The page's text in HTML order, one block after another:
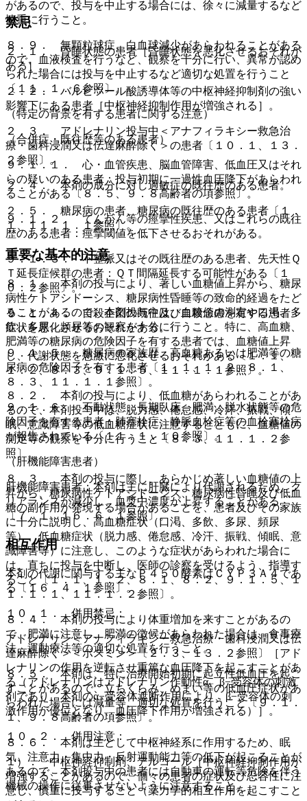
があるので、投与を中止する場合には、徐々に減量するなど
慎重に行うこと。
８．９． 無顆粒球症、白血球減少があらわれることがある
ので、血液検査を行うなど、観察を十分に行い、異常が認め
られた場合には投与を中止するなど適切な処置を行うこと
〔１１．１．６参照〕。
（特定の背景を有する患者に関する注意）
（合併症・既往歴等のある患者）
９．１．１． 心・血管疾患、脳血管障害、低血圧又はそれ
らの疑いのある患者：投与初期に一過性血圧降下があらわれ
ることがある〔８．５、９．８高齢者の項参照〕。
９．１．２． てんかん等の痙攣性疾患、又はこれらの既往
歴のある患者：痙攣閾値を低下させるおそれがある。
９．１．３． 不整脈又はその既往歴のある患者、先天性Ｑ
Ｔ延長症候群の患者：ＱＴ間隔延長する可能性がある〔１
０．２参照〕。
９．１．４． 自殺企図の既往及び自殺念慮を有する患者：
症状を悪化させるおそれがある。
９．１．５． 糖尿病の家族歴、高血糖あるいは肥満等の糖
尿病の危険因子を有する患者〔１．１、１．２、８．１、
８．３、１１．１．１参照〕。
９．１．６． 不動状態、長期臥床、肥満、脱水状態等の危
険因子を有する患者：肺塞栓症、静脈血栓症等の血栓塞栓症
が報告されている〔１１．１．１０参照〕。
（肝機能障害患者）
肝機能障害患者：本剤は主に肝臓により代謝されるため、ク
リアランスが減少し、血漿中濃度が上昇することがある
〔７．１、１６．６．１参照〕。
相互作用
本剤の代謝に関与する主なＰ４５０酵素はＣＹＰ３Ａ４であ
る〔１６．４．１参照〕。
１０．１． 併用禁忌：
アドレナリン＜アナフィラキシー救急治療・歯科浸潤又は伝
達麻酔除く＞＜ボスミン＞〔２．３、１３．２参照〕［アド
レナリンの作用を逆転させ重篤な血圧降下を起こすことがあ
る（アドレナリンはアドレナリン作動性α、β−受容体の刺激
剤であり、本剤のα−受容体遮断作用により、β−受容体の刺
激作用が優位となり、血圧降下作用が増強される）］。
１０．２． 併用注意：
１）． 中枢神経抑制剤、アルコール［中枢神経抑制作用が
増強することがあるので、個々の患者の症状及び忍容性に注
意し、慎重に投与すること（薬力学的相互作用を起こすこと
禁忌
２．１． 昏睡状態の患者［昏睡状態を悪化させるおそれが
ある］。
２．２． バルビツール酸誘導体等の中枢神経抑制剤の強い
影響下にある患者［中枢神経抑制作用が増強される］。
２．３． アドレナリン投与中＜アナフィラキシー救急治
療・歯科浸潤又は伝達麻酔除く＞の患者〔１０．１、１３．
２参照〕。
２．４． 本剤の成分に対し過敏症の既往歴のある患者。
２．５． 糖尿病の患者、糖尿病の既往歴のある患者〔１．
１、１１．１．１参照〕。
重要な基本的注意
８．１． 本剤の投与により、著しい血糖値上昇から、糖尿
病性ケトアシドーシス、糖尿病性昏睡等の致命的経過をたど
ることがあるので、本剤投与中は、血糖値の測定や口渇、多
飲、多尿、頻尿等の観察を十分に行うこと。特に、高血糖、
肥満等の糖尿病の危険因子を有する患者では、血糖値上昇
し、代謝状態を急激に悪化させるおそれがある〔１．１、
１．２、８．３、９．１．５、１１．１．１参照〕。
８．２． 本剤の投与により、低血糖があらわれることがあ
るので、本剤投与中は、脱力感、倦怠感、冷汗、振戦、傾
眠、意識障害等の低血糖症状に注意するとともに、血糖値の
測定等の観察を十分に行うこと〔８．３、１１．１．２参
照〕。
８．３． 本剤の投与に際し、あらかじめ著しい血糖値の上
昇から、糖尿病性ケトアシドーシス、糖尿病性昏睡及び低血
糖の副作用が発現する場合があることを、患者及びその家族
に十分に説明し、高血糖症状（口渇、多飲、多尿、頻尿
等）、低血糖症状（脱力感、倦怠感、冷汗、振戦、傾眠、意
識障害等）に注意し、このような症状があらわれた場合に
は、直ちに投与を中断し、医師の診察を受けるよう、指導す
ること〔１．１、１．２、８．１、８．２、９．１．５、１
１．１．１、１１．１．２参照〕。
８．４． 本剤の投与により体重増加を来すことがあるの
で、肥満に注意し、肥満の徴候があらわれた場合は、食事療
法、運動療法等の適切な処置を行うこと。
８．５． 本剤は、特に治療開始初期に起立性低血圧を起こ
すことがあるので、立ちくらみ、めまい等の低血圧症状があ
らわれた場合には減量等、適切な処置を行うこと〔９．１．
１、９．８高齢者の項参照〕。
８．６． 本剤は主として中枢神経系に作用するため、眠
気、注意力・集中力・反射運動能力等の低下が起こることが
あるので、本剤投与中の患者には自動車の運転等危険を伴う
機械の操作に従事させないように注意すること。